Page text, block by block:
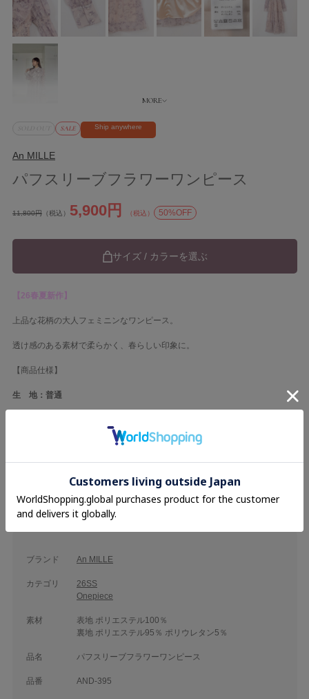
SALE Ship anywhere
An MILLE
パフスリーブフラワーワンピース
11,800円 （税込） 5,900円 （税込） 50%OFF
サイズ / カラーを選ぶ
【26春夏新作】
上品な花柄の大人フェミニンなワンピース。
透け感のある素材で柔らかく、春らしい印象に。
【商品仕様】
生 地：普通
光沢感：あり
ブランド An MILLE
カテゴリ
26SS
Onepiece
素材
表地 ポリエステル100％
裏地 ポリエステル95％ ポリウレタン5％
品名 パフスリーブフラワーワンピース
品番 AND-395